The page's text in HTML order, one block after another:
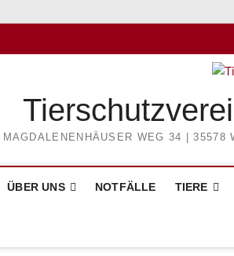
MAGDALENENHÄUSER WEG 34 |
ÜBER UNS NOTFÄLLE TIERE